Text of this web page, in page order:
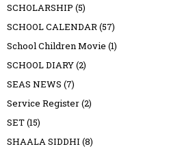
SCHOLARSHIP (5)
SCHOOL CALENDAR (57)
School Children Movie (1)
SCHOOL DIARY(2)
SEAS NEWS (7)
Service Register(2)
SET(15)
SHAALA SIDDHI (8)